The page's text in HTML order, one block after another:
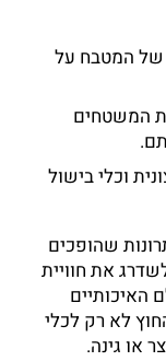
של המטבח על
המשטחים
וכלי בישול
שהופכים
את חוויית
האיכותיים
לא רק לכלי
או גינה.